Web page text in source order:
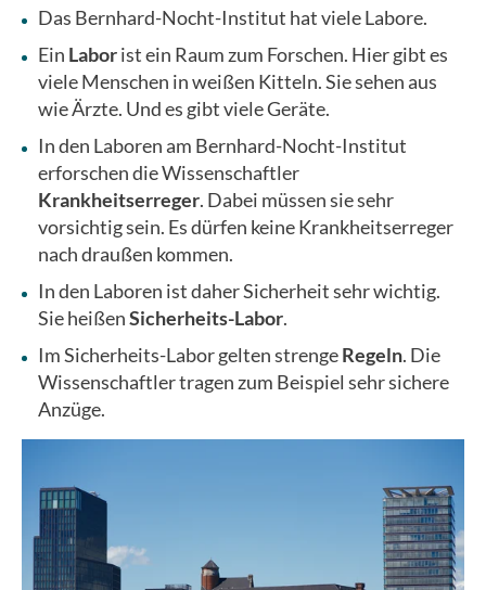
Das Bernhard-Nocht-Institut hat viele Labore.
Ein Laborist ein Raum zum Forschen. Hier gibt es
viele Menschen in weißen Kitteln. Sie sehen aus
wie Ärzte. Und es gibt viele Geräte.
In den Laboren am Bernhard-Nocht-Institut
erforschen die Wissenschaftler
Krankheitserreger. Dabei müssen sie sehr
vorsichtig sein. Es dürfen keine Krankheitserreger
nach draußen kommen.
In den Laboren ist daher Sicherheit sehr wichtig.
Sie heißenSicherheits-Labor.
Im Sicherheits-Labor gelten strengeRegeln. Die
Wissenschaftler tragen zum Beispiel sehr sichere
Anzüge.